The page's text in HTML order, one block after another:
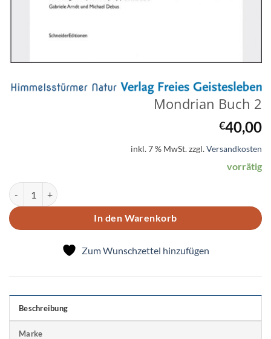
Mondrian Buch 2
€40,00
inkl. 7 % MwSt.zzgl.Versandkosten
vorrätig
Mondrian Buch 2 Menge
In den Warenkorb
Zum Wunschzettel hinzufügen
Beschreibung
Marke